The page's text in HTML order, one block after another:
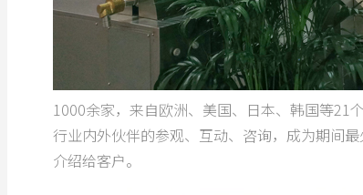
1000余家，来自欧洲、美国、日本、韩国等21
行业内外伙伴的参观、互动、咨询，成为期间
介绍给客户。